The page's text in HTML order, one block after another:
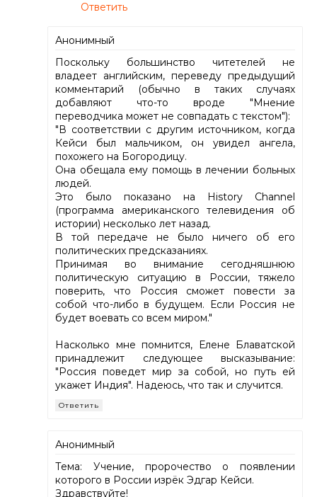
Ответить
Анонимный
Поскольку большинство читетелей не
владеет английским, переведу предыдущий
комментарий (обычно в таких случаях
добавляют что-то вроде "Мнение
переводчика может не совпадать с текстом"):
"В соответствии с другим источником, когда
Кейси был мальчиком, он увидел ангела,
похожего на Богородицу.
Она обещала ему помощь в лечении больных
людей.
Это было показано на History Channel
(программа американского телевидения об
истории) несколько лет назад.
В той передаче не было ничего об его
политических предсказаниях.
Принимая во внимание сегодняшнюю
политическую ситуацию в России, тяжело
поверить, что Россия сможет повести за
собой что-либо в будущем. Если Россия не
будет воевать со всем миром."
Насколько мне помнится, Елене Блаватской
принадлежит следующее высказывание:
"Россия поведет мир за собой, но путь ей
укажет Индия". Надеюсь, что так и случится.
Ответить
Анонимный
Тема: Учение, пророчество о появлении
которого в России изрёк Эдгар Кейси.
Здравствуйте!